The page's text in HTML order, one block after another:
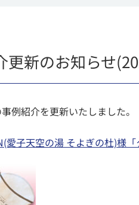
更新のお知らせ
例紹介を更新いたしました。
愛子天空の湯 そよぎの杜)様